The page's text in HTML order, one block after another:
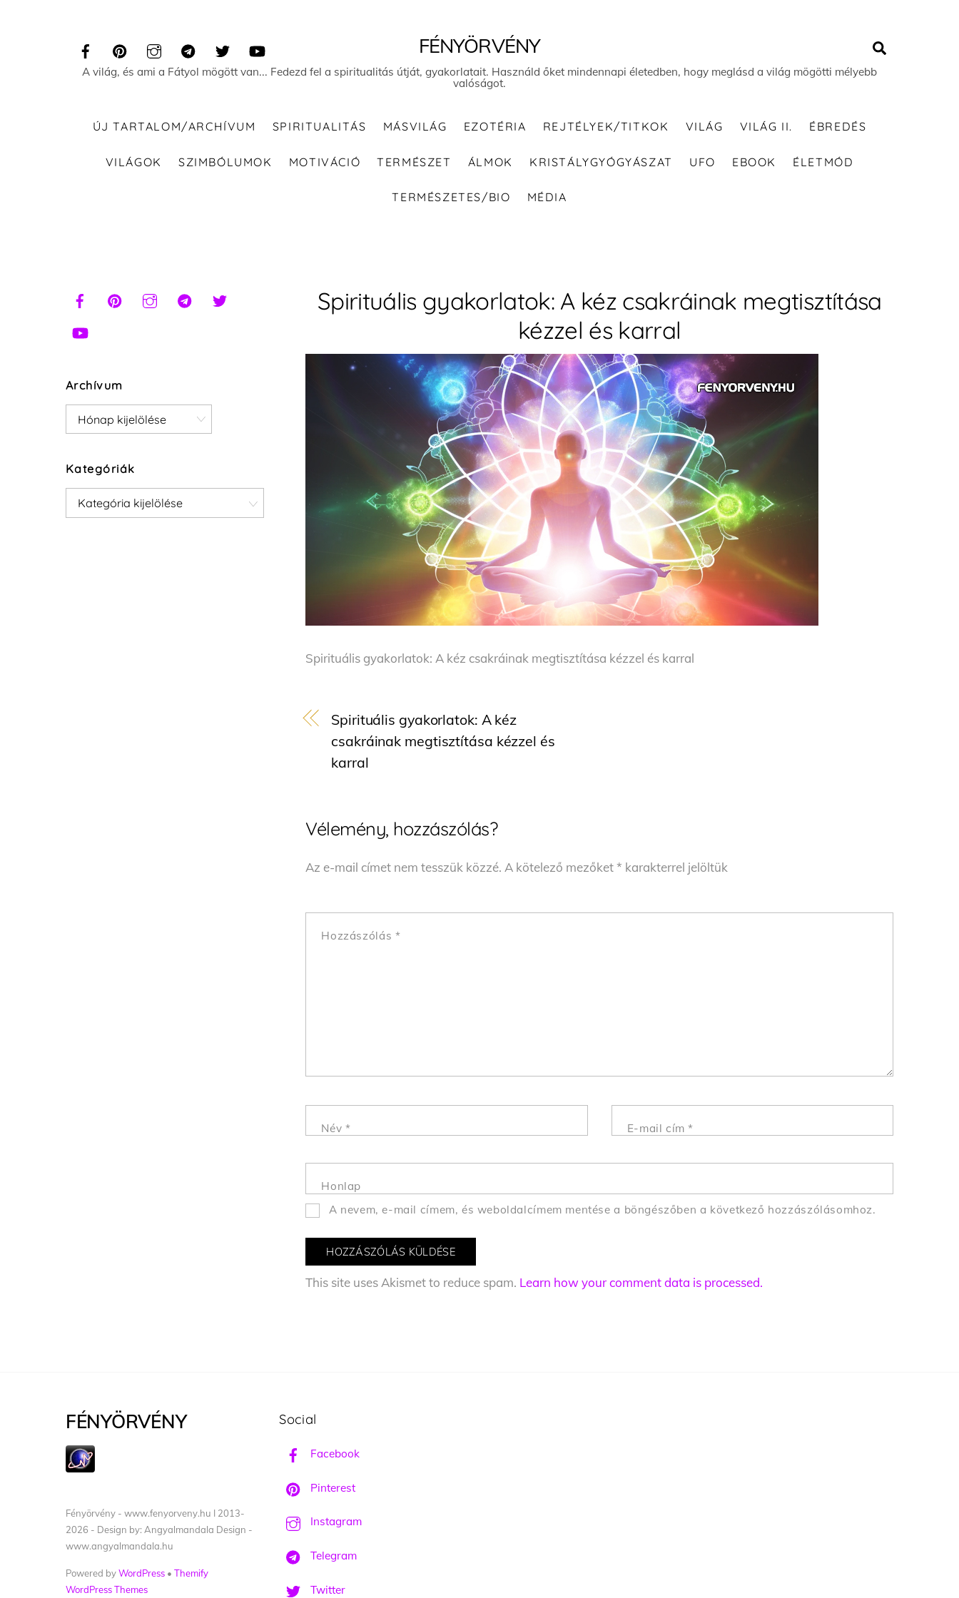
FÉNYÖRVÉNY
A világ, és ami a Fátyol mögött van... Fedezd fel a spiritualitás útját, gyakorlatait. Használd őket mindennapi életedben, hogy meglásd a világ mögötti mélyebb
valóságot.
ÚJ TARTALOM/ARCHÍVUM SPIRITUALITÁS MÁSVILÁG EZOTÉRIA REJTÉLYEK/TITKOK VILÁG VILÁG II. ÉBREDÉS
VILÁGOK SZIMBÓLUMOK MOTIVÁCIÓ TERMÉSZET ÁLMOK KRISTÁLYGYÓGYÁSZAT UFO EBOOK ÉLETMÓD
TERMÉSZETES/BIO MÉDIA
Spirituális gyakorlatok: A kéz csakráinak megtisztítása
kézzel és karral
Spirituális gyakorlatok: A kéz csakráinak megtisztítása kézzel és karral
Spirituális gyakorlatok: A kéz
csakráinak megtisztítása kézzel és
karral
Vélemény, hozzászólás?
Az e-mail címet nem tesszük közzé. A kötelező mezőket* karakterrel jelöltük
Hozzászólás *
Név * E-mail cím*
Honlap
A nevem, e-mail címem, és weboldalcímem mentése a böngészőben a következő hozzászólásomhoz.
This site uses Akismet to reduce spam. Learn how your comment data is processed.
Archívum
Archívum
Kategóriák
Kategóriák
FÉNYÖRVÉNY
Fényörvény - www.fenyorveny.hu I 2013-
2026 - Design by: Angyalmandala Design -
www.angyalmandala.hu
Powered byWordPress • Themify
WordPress Themes
Social
Facebook
Pinterest
Instagram
Telegram
Twitter